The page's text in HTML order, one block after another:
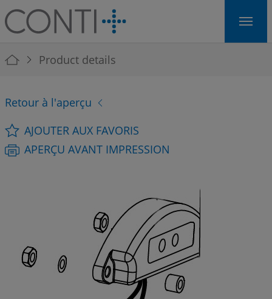
Skip to main navigation
Skip to main content
Skip to page footer
You are here:
Product details
Retour à l'aperçu
AJOUTER AUX FAVORIS
APERÇU AVANT IMPRESSION